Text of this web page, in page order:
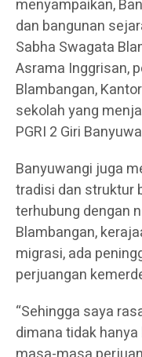
menyampaikan,
dan bangunan
Sabha Swagata
Asrama Inggrisan,
Blambangan,
sekolah yang
PGRI 2 Giri
Banyuwangi juga
tradisi dan struktur
terhubung dengan
Blambangan,
migrasi, ada
perjuangan
“Sehingga saya
dimana tidak